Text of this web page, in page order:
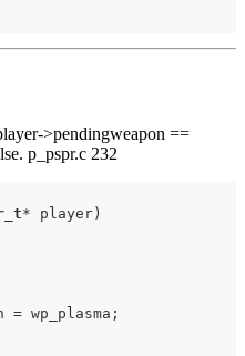
>pendingweapon ==
p_pspr.c 232
* player)
= wp_plasma;